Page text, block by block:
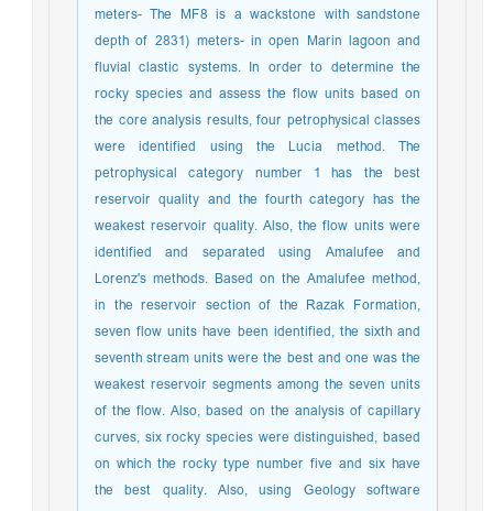
meters- The MF8 is a wackstone with sandstone
depth of 2831) meters- in open Marin lagoon and
fluvial clastic systems. In order to determine the
rocky species and assess the flow units based on
the core analysis results, four petrophysical classes
were identified using the Lucia method. The
petrophysical category number 1 has the best
reservoir quality and the fourth category has the
weakest reservoir quality. Also, the flow units were
identified and separated using Amalufee and
Lorenz's methods. Based on the Amalufee method,
in the reservoir section of the Razak Formation,
seven flow units have been identified, the sixth and
seventh stream units were the best and one was the
weakest reservoir segments among the seven units
of the flow. Also, based on the analysis of capillary
curves, six rocky species were distinguished, based
on which the rocky type number five and six have
the best quality. Also, using Geology software